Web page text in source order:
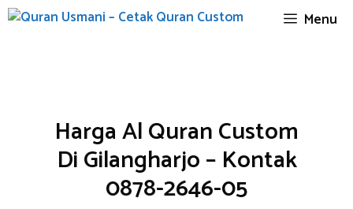
Skip
Menu
Harga Al Quran Custom
Di Gilangharjo – Kontak
0878-2646-05